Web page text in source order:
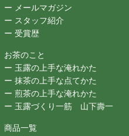
ー メールマガジン
ー スタッフ紹介
ー 受賞歴
お茶のこと
ー 玉露の上手な淹れかた
ー 抹茶の上手な点てかた
ー 煎茶の上手な淹れかた
ー 玉露づくり一筋 山下壽一
商品一覧